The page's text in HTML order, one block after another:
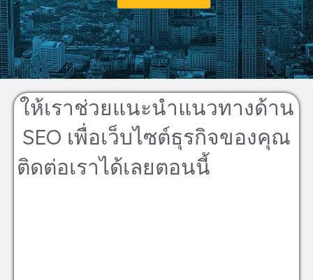
ให้เราช่วยแนะนำแนวทางด้าน
SEO เพื่อเว็บไซต์ธุรกิจของคุณ
ติดต่อเราได้เลยตอนนี้